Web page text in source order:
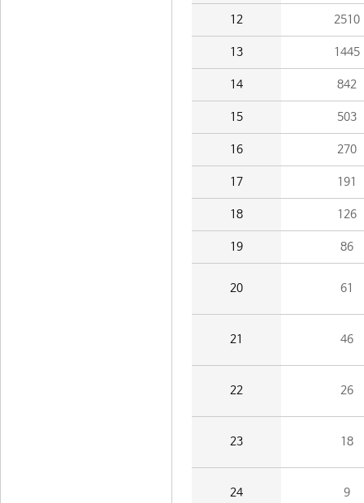
12 2510
13 1445
14 842
15 503
16 270
17 191
18 126
19 86
20 61
21 46
22 26
23 18
24 9